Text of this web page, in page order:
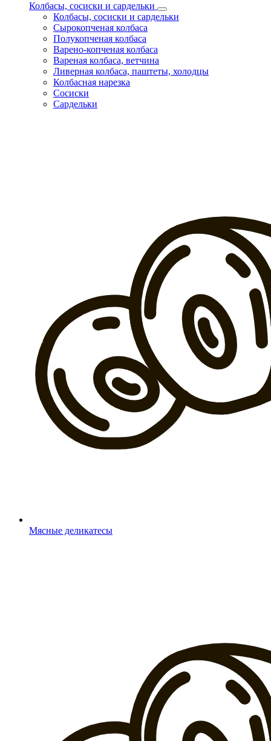
Колбасы, сосиски и сардельки
Колбасы, сосиски и сардельки
Сырокопченая колбаса
Полукопченая колбаса
Варено-копченая колбаса
Вареная колбаса, ветчина
Ливерная колбаса, паштеты, холодцы
Колбасная нарезка
Сосиски
Сардельки
Мясные деликатесы